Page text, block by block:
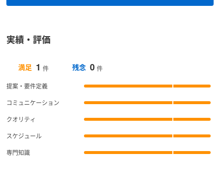
実績・評価
満足 1 件 残念 0 件
提案・要件定義
コミュニケーション
クオリティ
スケジュール
専門知識